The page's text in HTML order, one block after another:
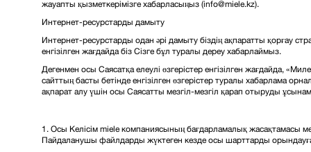
жауапты қызметкерімізге хабарласыңыз (info@miele.kz).
Интернет-ресурстарды дамыту
Интернет-ресурстарды одан әрі дамыту біздің ақпаратты қорғау
енгізілген жағдайда біз Сізге бұл туралы дереу хабарлаймыз.
Дегенмен осы Саясатқа елеулі өзгерістер енгізілген жағдайда,
сайттың басты бетінде енгізілген өзгерістер туралы хабарлама
ақпарат алу үшін осы Саясатты мезгіл-мезгіл қарап отыруды
1. Осы Келісім miele компаниясының бағдарламалық жасақтамасы
Пайдаланушы файлдарды жүктеген кезде осы шарттарды орындауға